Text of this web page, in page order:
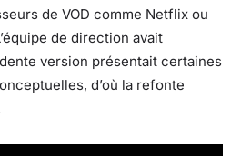
de VOD comme Netflix ou
de direction avait
version présentait certaines
d’où la refonte